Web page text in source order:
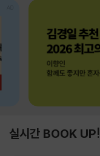
실시간 BOOK UP!